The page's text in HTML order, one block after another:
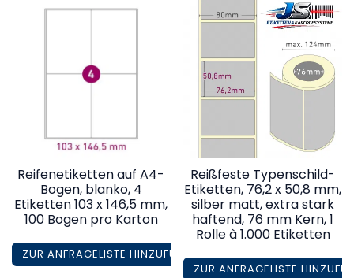
Reifenetiketten auf A4-
Bogen, blanko, 4
Etiketten 103 x 146,5 mm,
100 Bogen pro Karton
ZUR ANFRAGELISTE HINZUFÜGEN
Reißfeste Typenschild-
Etiketten, 76,2 x 50,8 mm,
silber matt, extra stark
haftend, 76 mm Kern, 1
Rolle à 1.000 Etiketten
ZUR ANFRAGELISTE